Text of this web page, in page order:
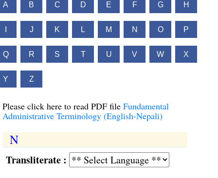
A B C D E F G H
J K L M N O P
Q R S T U V W X
Y Z
Please click here to read PDF file Fundamental
Administrative Terminology (English-Nepali)
N
: